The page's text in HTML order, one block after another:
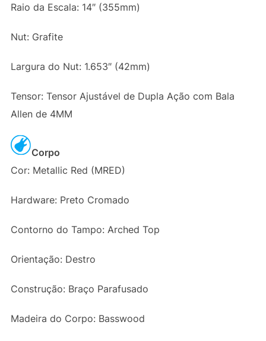
Raio da Escala: 14″ (355mm)
Nut: Grafite
Largura do Nut: 1.653″ (42mm)
Tensor: Tensor Ajustável de Dupla Ação com Bala
Allen de 4MM
Corpo
Cor: Metallic Red (MRED)
Hardware: Preto Cromado
Contorno do Tampo: Arched Top
Orientação: Destro
Construção: Braço Parafusado
Madeira do Corpo: Basswood